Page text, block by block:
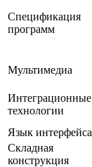
Спецификация
программ
Мультимедиа
Интеграционные
технологии
Язык интерфейса
Складная
конструкция